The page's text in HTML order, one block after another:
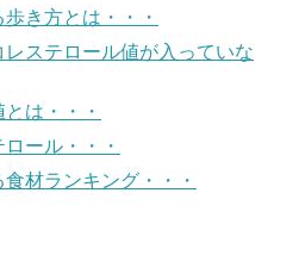
き方とは・・・
ステロール値が入っていな
は・・・
ール・・・
材ランキング・・・